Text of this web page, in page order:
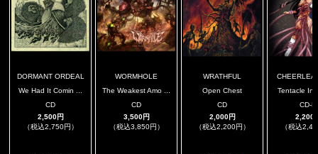
DORMANT ORDEAL
We Had It Comin ...
CD
2,500円
（税込2,750円）
WORMHOLE
The Weakest Amo ...
CD
3,500円
（税込3,850円）
WRATHFUL
Open Chest
CD
2,000円
（税込2,200円）
Tentacle
CD-R
2,200
（税込